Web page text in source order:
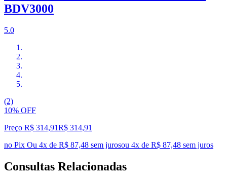
BDV3000
5.0
(2)
10% OFF
Preço R$ 314,91R$ 314,91
no Pix Ou 4x de R$ 87,48 sem jurosou 4x de R$ 87,48 sem juros
Consultas Relacionadas